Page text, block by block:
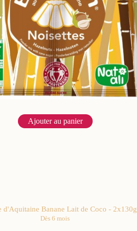
Ajouter au panier
d'Aquitaine Banane Lait de Coco - 2x130g
Dès 6 mois